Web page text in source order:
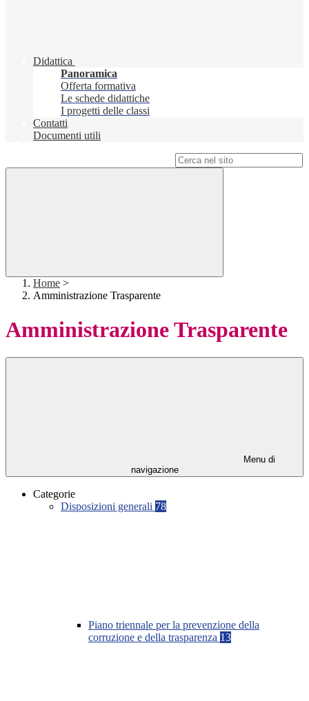
Didattica
Panoramica
Offerta formativa
Le schede didattiche
I progetti delle classi
Contatti
Documenti utili
Home >
Amministrazione Trasparente
Amministrazione Trasparente
Menu di
navigazione
Categorie
Disposizioni generali 78
Piano triennale per la prevenzione della
corruzione e della trasparenza 13